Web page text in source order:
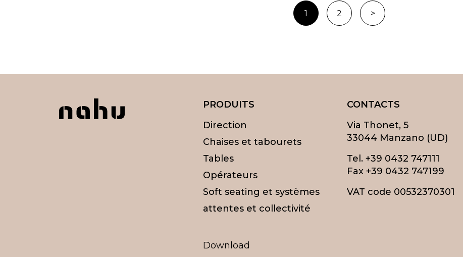
1 2 >
PRODUITS
Direction
Chaises et tabourets
Tables
Opérateurs
Soft seating et systèmes
attentes et collectivité
Download
CONTACTS
Via Thonet, 5
33044 Manzano (UD)
Tel. +39 0432 747111
Fax +39 0432 747199
VAT code 00532370301